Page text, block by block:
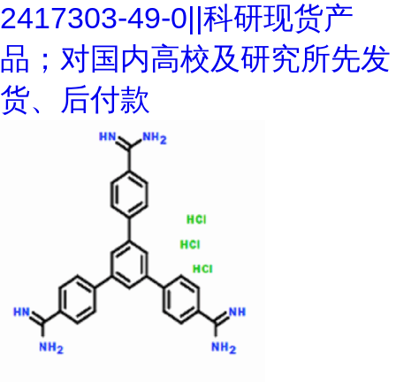
2417303-49-0||科研现货产
品；对国内高校及研究所先发
货、后付款